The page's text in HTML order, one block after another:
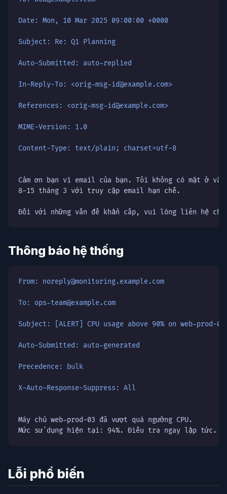
Date: Mon, 10 Mar 2025 09:00:00 +0000
Subject: Re: Q1 Planning
Auto-Submitted: auto-replied
In-Reply-To: <orig-msg-id@example.com>
References: <orig-msg-id@example.com>
MIME-Version: 1.0
Content-Type: text/plain; charset=utf-8
Cảm ơn bạn vì email của bạn. Tôi không có mặt ở
8-15 tháng 3 với truy cập email hạn chế.
Đối với những vấn đề khẩn cấp, vui lòng liên hệ
Thông báo hệ thống
From: noreply@monitoring.example.com
To: ops-team@example.com
Subject: [ALERT] CPU usage above 90% on web-prod-03
Auto-Submitted: auto-generated
Precedence: bulk
X-Auto-Response-Suppress: All
Máy chủ web-prod-03 đã vượt quá ngưỡng CPU.
Mức sử dụng hiện tại: 94%. Điều tra ngay lập tức.
Lỗi phổ biến